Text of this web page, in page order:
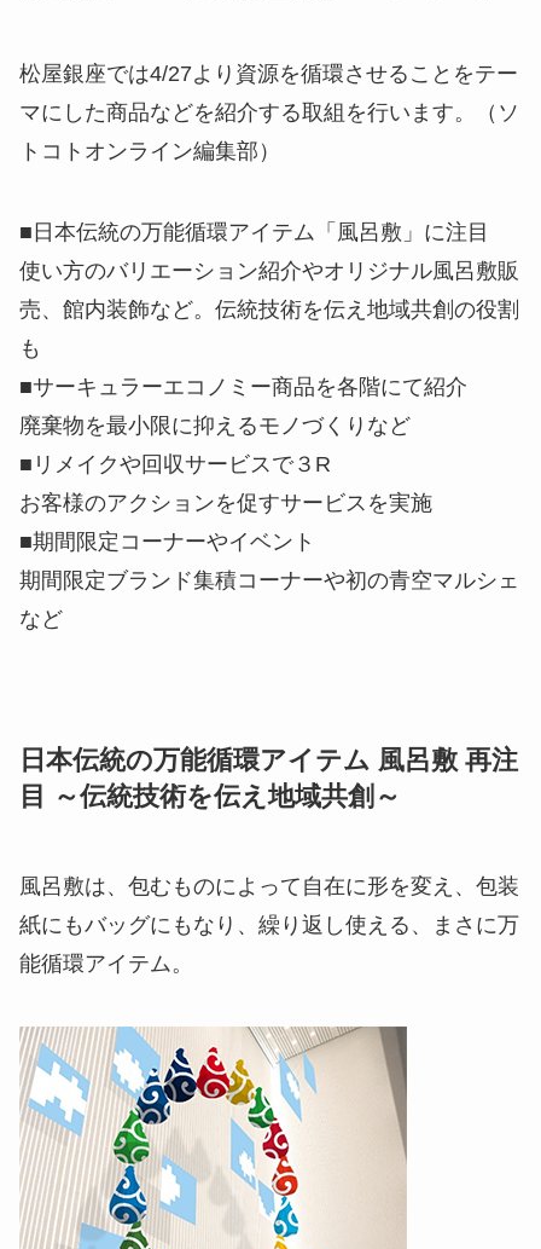
松屋銀座では4/27より資源を循環させることをテー
マにした商品などを紹介する取組を行います。（ソ
トコトオンライン編集部）
■日本伝統の万能循環アイテム「風呂敷」に注目
使い方のバリエーション紹介やオリジナル風呂敷販
売、館内装飾など。伝統技術を伝え地域共創の役割
も
■サーキュラーエコノミー商品を各階にて紹介
廃棄物を最小限に抑えるモノづくりなど
■リメイクや回収サービスで３R
お客様のアクションを促すサービスを実施
■期間限定コーナーやイベント
期間限定ブランド集積コーナーや初の青空マルシェ
など
日本伝統の万能循環アイテム 風呂敷 再注
目 ～伝統技術を伝え地域共創～
風呂敷は、包むものによって自在に形を変え、包装
紙にもバッグにもなり、繰り返し使える、まさに万
能循環アイテム。